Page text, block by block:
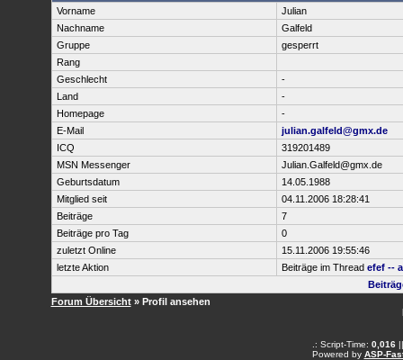
Vorname
Julian
Nachname
Galfeld
Gruppe
gesperrt
Rang
Geschlecht
-
Land
-
Homepage
-
E-Mail
julian.galfeld@gmx.de
ICQ
319201489
MSN Messenger
Julian.Galfeld@gmx.de
Geburtsdatum
14.05.1988
Mitglied seit
04.11.2006 18:28:41
Beiträge
7
Beiträge pro Tag
0
zuletzt Online
15.11.2006 19:55:46
letzte Aktion
Beiträge im Thread efef --
Forum Übersicht» Profil ansehen
.: Script-Time: 0,016||
Powered by ASP-